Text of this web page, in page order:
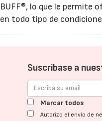
BUFF®, lo que le permite
en todo tipo de
Suscríbase a
Marcar todos
Autorizo el envío de